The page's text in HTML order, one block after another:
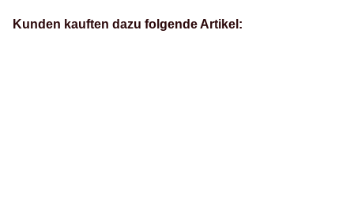
Kunden kauften dazu folgende Artikel: